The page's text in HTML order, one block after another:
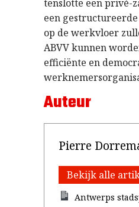
tenslotte een privé-
een
op de werkvloer
ABVV kunnen
efficiënte en
Auteur
Pierre
Bekijk alle
Antwerps